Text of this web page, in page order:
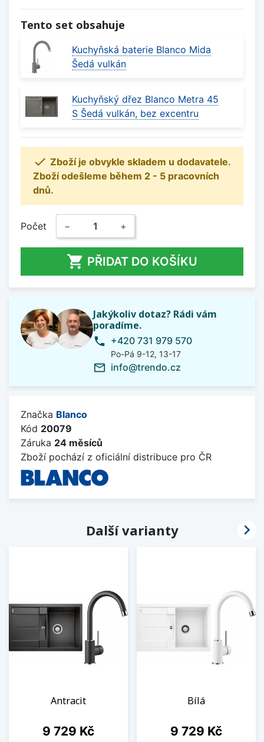
Tento set obsahuje
Kuchyňská baterie Blanco Mida
Šedá vulkán
Kuchyňský dřez Blanco Metra 45
S Šedá vulkán, bez excentru
 Zboží je obvykle skladem u dodavatele.
Zboží odešleme během 2 - 5 pracovních
dnů.
Počet − +
 PŘIDAT DO KOŠÍKU
Jakýkoliv dotaz? Rádi vám
poradíme.
phone +420 731 979 570
Po-Pá 9-12, 13-17
mail_outline info@trendo.cz
Značka Blanco
Kód 20079
Záruka 24 měsíců
Zboží pochází z oficiální distribuce pro ČR
Další varianty
Antracit
Cena
9 729 Kč
Bílá
Cena
9 729 Kč
